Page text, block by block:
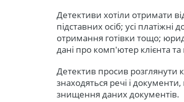
Детективи хотіли отримати
підставних осіб; усі
отримання готівки тощо;
дані про комп'ютер клієнта
Детектив просив розглянути
знаходяться речі і
знищення даних документів.